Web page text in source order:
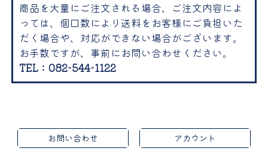
商品を大量にご注文される場合、ご注文内容によ
っては、個口数により送料をお客様にご負担いた
だく場合や、対応ができない場合がございます。
お手数ですが、事前にお問い合わせください。
TEL：082-544-1122
お問い合わせ アカウント